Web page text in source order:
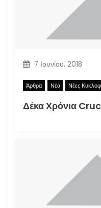
7 Ιουνίου, 2018
Άρθρα Νέα Νέες